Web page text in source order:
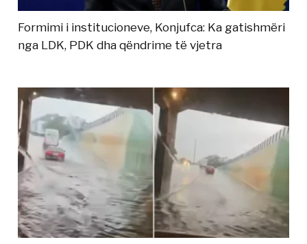
Formimi i institucioneve, Konjufca: Ka gatishmëri
nga LDK, PDK dha qëndrime të vjetra